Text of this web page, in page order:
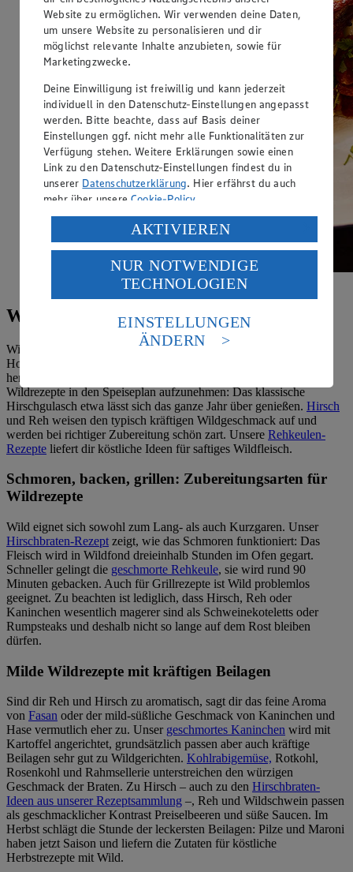
Geschmortes Kaninchen mit Kartoffeln
Wildrezepte für Hirsch und Reh
Wildtiere bewegen sich an der frischen Luft, werden nicht mit
Hormonen oder Antibiotika behandelt und liefern ein Fleisch mit
herrlichem Aroma. Grund genug, nicht nur zu Weihnachten
Wildrezepte in den Speiseplan aufzunehmen: Das klassische
Hirschgulasch etwa lässt sich das ganze Jahr über genießen. Hirsch
und Reh weisen den typisch kräftigen Wildgeschmack auf und
werden bei richtiger Zubereitung schön zart. Unsere Rehkeulen-
Rezepte liefert dir köstliche Ideen für saftiges Wildfleisch.
Schmoren, backen, grillen: Zubereitungsarten für
Wildrezepte
Wild eignet sich sowohl zum Lang- als auch Kurzgaren. Unser
Hirschbraten-Rezept zeigt, wie das Schmoren funktioniert: Das
Fleisch wird in Wildfond dreieinhalb Stunden im Ofen gegart.
Schneller gelingt die geschmorte Rehkeule, sie wird rund 90
Minuten gebacken. Auch für Grillrezepte ist Wild problemlos
geeignet. Zu beachten ist lediglich, dass Hirsch, Reh oder
Kaninchen wesentlich magerer sind als Schweinekoteletts oder
Rumpsteaks und deshalb nicht so lange auf dem Rost bleiben
dürfen.
Milde Wildrezepte mit kräftigen Beilagen
Sind dir Reh und Hirsch zu aromatisch, sagt dir das feine Aroma
von Fasan oder der mild-süßliche Geschmack von Kaninchen und
Hase vermutlich eher zu. Unser geschmortes Kaninchen wird mit
Kartoffel angerichtet, grundsätzlich passen aber auch kräftige
Beilagen sehr gut zu Wildgerichten. Kohlrabigemüse, Rotkohl,
Rosenkohl und Rahmsellerie unterstreichen den würzigen
Geschmack der Braten. Zu Hirsch – auch zu den Hirschbraten-
Ideen aus unserer Rezeptsammlung –, Reh und Wildschwein passen
als geschmacklicher Kontrast Preiselbeeren und süße Saucen. Im
Herbst schlägt die Stunde der leckersten Beilagen: Pilze und Maroni
haben jetzt Saison und liefern die Zutaten für köstliche
Herbstrezepte mit Wild.
Website zu ermöglichen. Wir verwenden deine Daten,
um unsere Website zu personalisieren und dir
möglichst relevante Inhalte anzubieten, sowie für
Marketingzwecke.
Deine Einwilligung ist freiwillig und kann jederzeit
individuell in den Datenschutz-Einstellungen angepasst
werden. Bitte beachte, dass auf Basis deiner
Einstellungen ggf. nicht mehr alle Funktionalitäten zur
Verfügung stehen. Weitere Erklärungen sowie einen
Link zu den Datenschutz-Einstellungen findest du in
unserer Datenschutzerklärung. Hier erfährst du auch
mehr über unsereCookie-Policy.
Verarbeitung deiner personenbezogenen Daten in den
USA durch Facebook und YouTube:
Wenn du auf „Aktivieren“ klickst, willigst du im Sinne
des Art. 49 Abs. 1 Satz 1 lit. a) DSGVO ein, dass deine
Daten in den USA verarbeitet werden. Der EuGH sieht
die USA als Land mit einem nach europäischen
Standards nicht angemessenen Datenschutzniveau an.
Es besteht das Risiko eines Zugriffs durch US-
Informationen zum Herausgeber der Seite findest du
imImpressum
AKTIVIEREN
NUR NOTWENDIGE
TECHNOLOGIEN
EINSTELLUNGEN
ÄNDERN